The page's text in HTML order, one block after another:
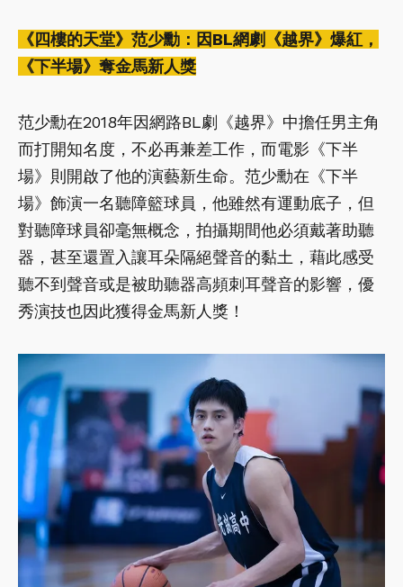
《四樓的天堂》范少勳：因BL網劇《越界》爆紅，
《下半場》奪金馬新人獎
范少勳在2018年因網路BL劇《越界》中擔任男主角
而打開知名度，不必再兼差工作，而電影《下半
場》則開啟了他的演藝新生命。范少勳在《下半
場》飾演一名聽障籃球員，他雖然有運動底子，但
對聽障球員卻毫無概念，拍攝期間他必須戴著助聽
器，甚至還置入讓耳朵隔絕聲音的黏土，藉此感受
聽不到聲音或是被助聽器高頻刺耳聲音的影響，優
秀演技也因此獲得金馬新人獎！